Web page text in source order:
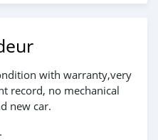
with warranty,very
record, no mechanical
new car.